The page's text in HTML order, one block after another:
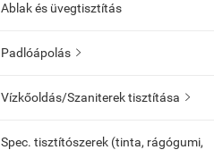
Ablak és üvegtisztítás
Padlóápolás 
Vízkőoldás/Szaniterek tisztítása 
Spec. tisztítószerek (tinta, rágógumi,